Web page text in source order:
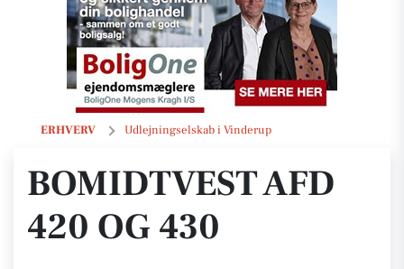
ERHVERV Udlejningselskab i Vinderup
Bomidtvest afd 420 og 430
BOMIDTVEST AFD
420 OG 430